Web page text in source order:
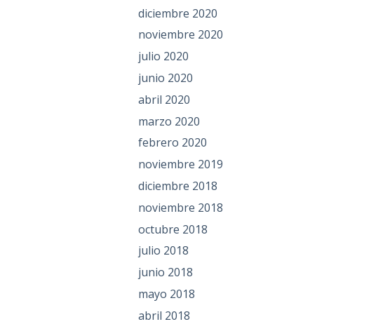
diciembre 2020
noviembre 2020
julio 2020
junio 2020
abril 2020
marzo 2020
febrero 2020
noviembre 2019
diciembre 2018
noviembre 2018
octubre 2018
julio 2018
junio 2018
mayo 2018
abril 2018